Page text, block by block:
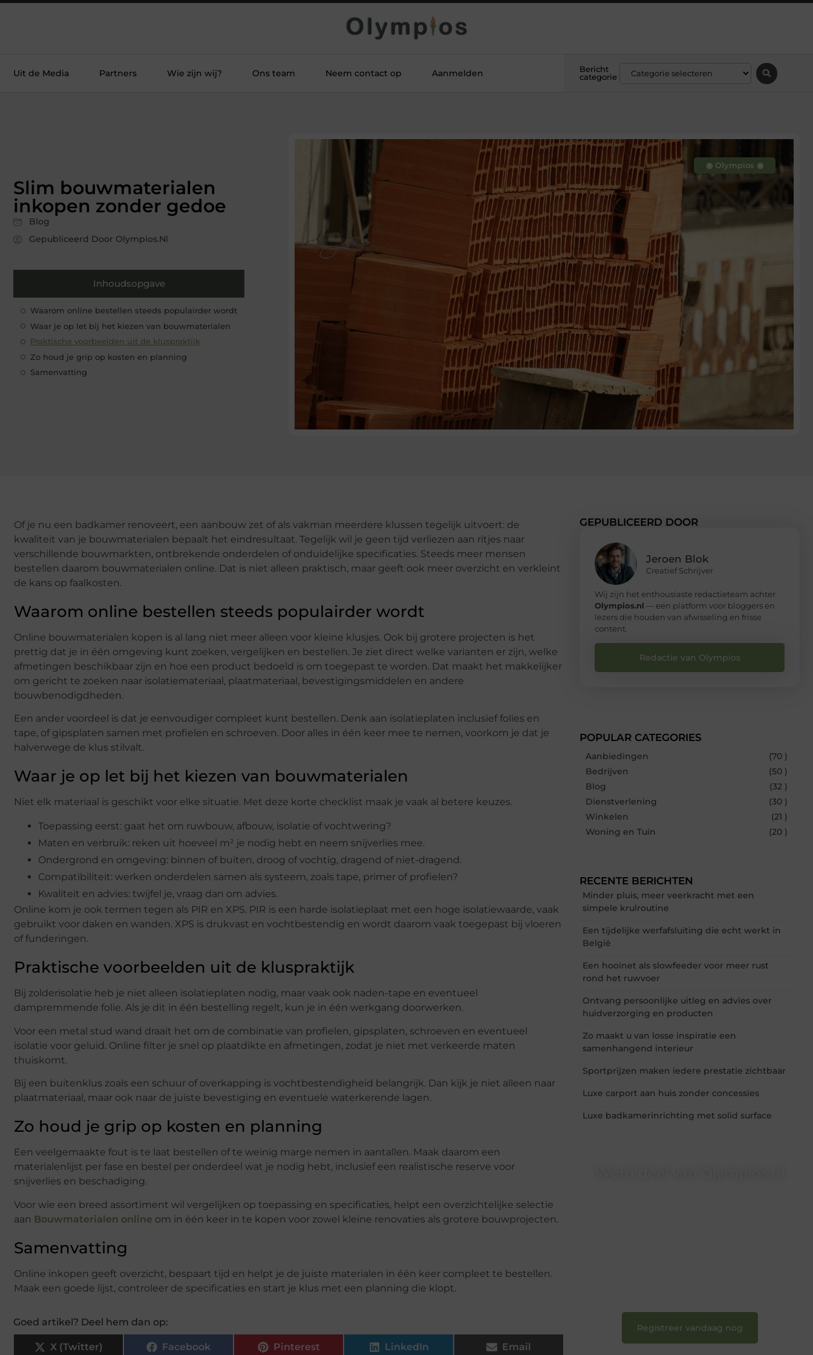
Uit de Media Partners Wie zijn wij? Ons team Neem contact op Aanmelden
Bericht
categorie
Slim bouwmaterialen
inkopen zonder gedoe
Blog
Gepubliceerd Door Olympios.nl
Inhoudsopgave
Waarom online bestellen steeds populairder wordt
Waar je op let bij het kiezen van bouwmaterialen
Praktische voorbeelden uit de kluspraktijk
Zo houd je grip op kosten en planning
Samenvatting
◉ Olympios ◉
Of je nu een badkamer renoveert, een aanbouw zet of als vakman meerdere klussen tegelijk uitvoert: de
kwaliteit van je bouwmaterialen bepaalt het eindresultaat. Tegelijk wil je geen tijd verliezen aan ritjes naar
verschillende bouwmarkten, ontbrekende onderdelen of onduidelijke specificaties. Steeds meer mensen
bestellen daarom bouwmaterialen online. Dat is niet alleen praktisch, maar geeft ook meer overzicht en verkleint
de kans op faalkosten.
Waarom online bestellen steeds populairder wordt
Online bouwmaterialen kopen is al lang niet meer alleen voor kleine klusjes. Ook bij grotere projecten is het
prettig dat je in één omgeving kunt zoeken, vergelijken en bestellen. Je ziet direct welke varianten er zijn, welke
afmetingen beschikbaar zijn en hoe een product bedoeld is om toegepast te worden. Dat maakt het makkelijker
om gericht te zoeken naar isolatiemateriaal, plaatmateriaal, bevestigingsmiddelen en andere
bouwbenodigdheden.
Een ander voordeel is dat je eenvoudiger compleet kunt bestellen. Denk aan isolatieplaten inclusief folies en
tape, of gipsplaten samen met profielen en schroeven. Door alles in één keer mee te nemen, voorkom je dat je
halverwege de klus stilvalt.
Waar je op let bij het kiezen van bouwmaterialen
Niet elk materiaal is geschikt voor elke situatie. Met deze korte checklist maak je vaak al betere keuzes.
Toepassing eerst: gaat het om ruwbouw, afbouw, isolatie of vochtwering?
Maten en verbruik: reken uit hoeveel m² je nodig hebt en neem snijverlies mee.
Ondergrond en omgeving: binnen of buiten, droog of vochtig, dragend of niet-dragend.
Compatibiliteit: werken onderdelen samen als systeem, zoals tape, primer of profielen?
Kwaliteit en advies: twijfel je, vraag dan om advies.
Online kom je ook termen tegen als PIR en XPS. PIR is een harde isolatieplaat met een hoge isolatiewaarde, vaak
gebruikt voor daken en wanden. XPS is drukvast en vochtbestendig en wordt daarom vaak toegepast bij vloeren
of funderingen.
Praktische voorbeelden uit de kluspraktijk
Bij zolderisolatie heb je niet alleen isolatieplaten nodig, maar vaak ook naden-tape en eventueel
dampremmende folie. Als je dit in één bestelling regelt, kun je in één werkgang doorwerken.
Voor een metal stud wand draait het om de combinatie van profielen, gipsplaten, schroeven en eventueel
isolatie voor geluid. Online filter je snel op plaatdikte en afmetingen, zodat je niet met verkeerde maten
thuiskomt.
Bij een buitenklus zoals een schuur of overkapping is vochtbestendigheid belangrijk. Dan kijk je niet alleen naar
plaatmateriaal, maar ook naar de juiste bevestiging en eventuele waterkerende lagen.
Zo houd je grip op kosten en planning
Een veelgemaakte fout is te laat bestellen of te weinig marge nemen in aantallen. Maak daarom een
materialenlijst per fase en bestel per onderdeel wat je nodig hebt, inclusief een realistische reserve voor
snijverlies en beschadiging.
Voor wie een breed assortiment wil vergelijken op toepassing en specificaties, helpt een overzichtelijke selectie
aan Bouwmaterialen online om in één keer in te kopen voor zowel kleine renovaties als grotere bouwprojecten.
Samenvatting
Online inkopen geeft overzicht, bespaart tijd en helpt je de juiste materialen in één keer compleet te bestellen.
Maak een goede lijst, controleer de specificaties en start je klus met een planning die klopt.
Goed artikel? Deel hem dan op:
X (Twitter) Facebook Pinterest LinkedIn Email
GEPUBLICEERD DOOR
Jeroen Blok
Creatief Schrijver
Wij zijn het enthousiaste redactieteam achter
Olympios.nl — een platform voor bloggers en
lezers die houden van afwisseling en frisse
content.
Redactie van Olympios
POPULAR CATEGORIES
Aanbiedingen
(70 )
Bedrijven
(50 )
Blog
(32 )
Dienstverlening
(30 )
Winkelen
(21 )
Woning en Tuin
(20 )
RECENTE BERICHTEN
Minder pluis, meer veerkracht met een
simpele krulroutine
Een tijdelijke werfafsluiting die echt werkt in
België
Een hooinet als slowfeeder voor meer rust
rond het ruwvoer
Ontvang persoonlijke uitleg en advies over
huidverzorging en producten
Zo maakt u van losse inspiratie een
samenhangend interieur
Sportprijzen maken iedere prestatie zichtbaar
Luxe carport aan huis zonder concessies
Luxe badkamerinrichting met solid surface
Registreer vandaag nog